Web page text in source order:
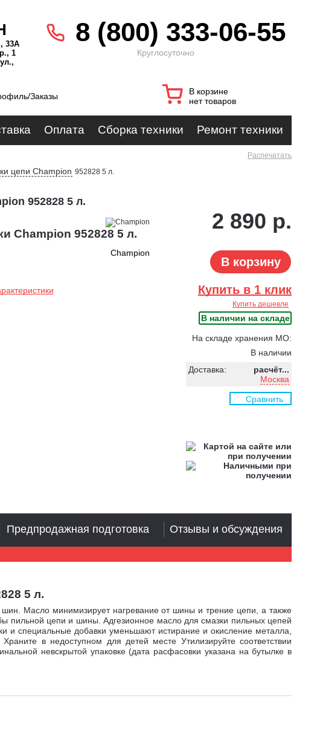
33А
1
8 (800) 333-06-55
Круглосуточно
Заказы
В корзине
нет товаров
Оплата Сборка техники Ремонт техники
Распечатать
цепи Champion 952828 5 л.
952828 5 л.
Champion 952828 5 л.
Champion
2 890 р.
В корзину
Купить в 1 клик
Купить дешевле
В наличии на складе
На складе хранения МО:
В наличии
Доставка:
расчёт...
Москва
Сравнить
5 л.
Масло минимизирует нагревание от шины и трение цепи, а также
пильной цепи и шины. Адгезионное масло для смазки пильных цепей
специальные добавки уменьшают истирание и окисление металла,
в недоступном для детей месте Утилизируйте соответствии
невскрытой упаковке (дата расфасовки указана на бутылке в
Предпродажная подготовка Отзывы и обсуждения